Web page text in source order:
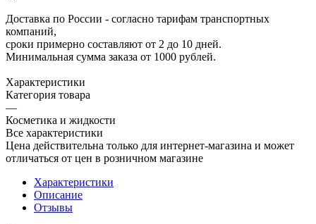
Доставка по России - согласно тарифам транспортных
компаний,
сроки примерно составляют от 2 до 10 дней.
Минимальная сумма заказа от 1000 рублей.
Характеристики
Категория товара
—
Косметика и жидкости
Все характеристики
Цена действительна только для интернет-магазина и может
отличаться от цен в розничном магазине
Характеристики
Описание
Отзывы